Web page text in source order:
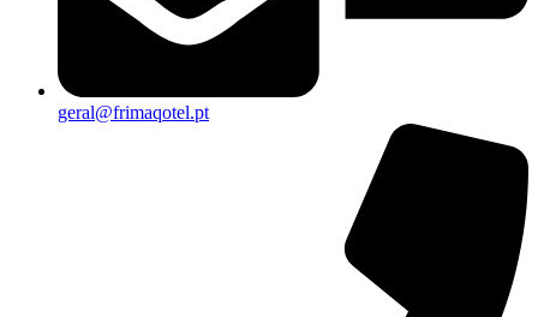
geral@frimaqotel.pt